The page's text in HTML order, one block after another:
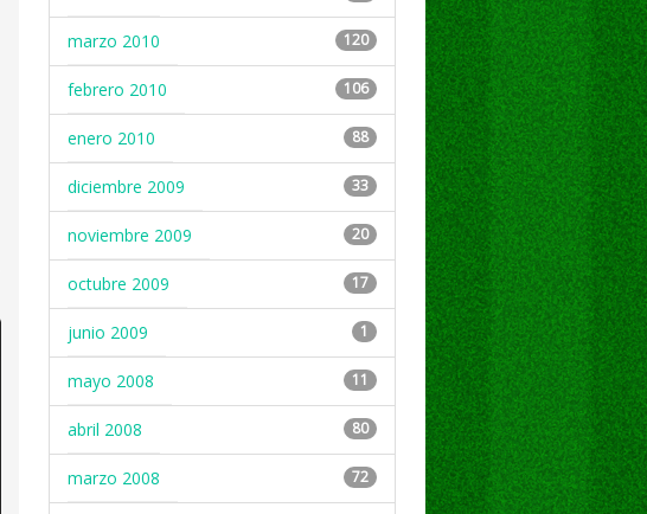
marzo 2010 120
febrero 2010 106
enero 2010 88
diciembre 2009 33
noviembre 2009 20
octubre 2009 17
junio 2009 1
mayo 2008 11
abril 2008 80
marzo 2008 72